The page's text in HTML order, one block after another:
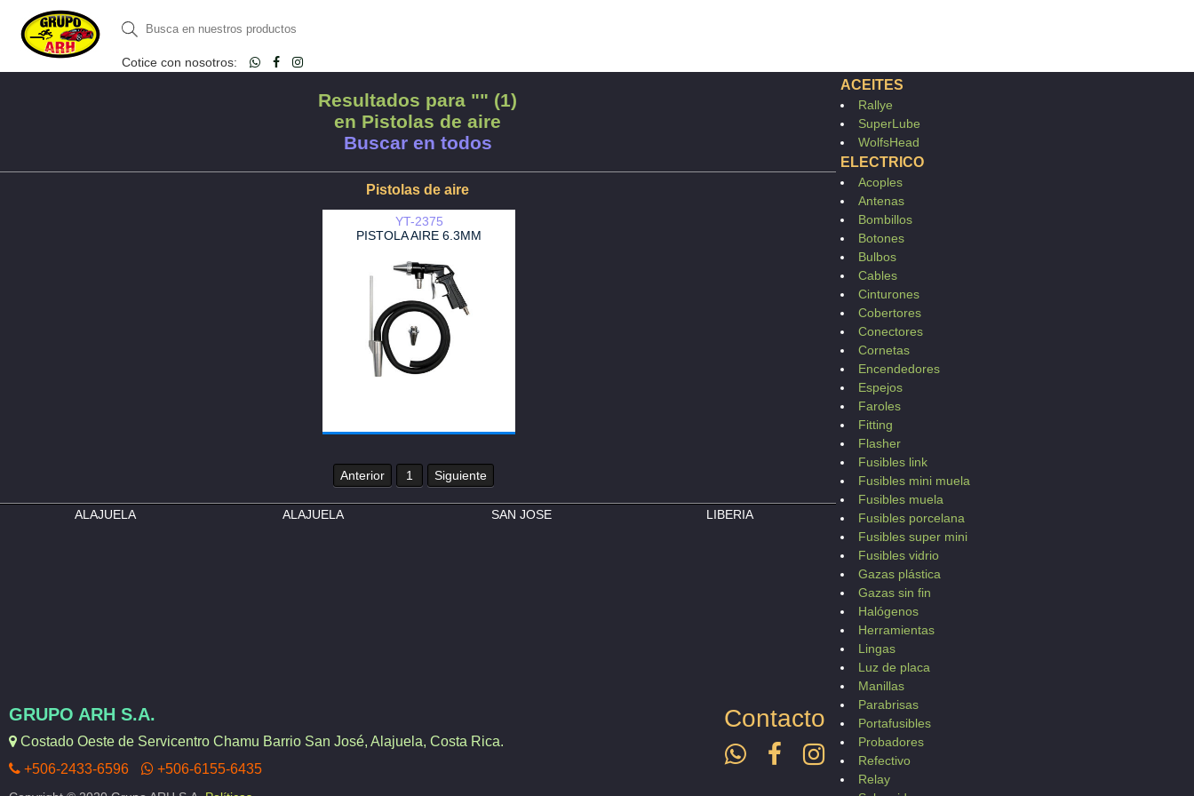
Cotice con nosotros:
ACEITES
Rallye
SuperLube
WolfsHead
ELECTRICO
Acoples
Antenas
Bombillos
Botones
Bulbos
Cables
Cinturones
Cobertores
Conectores
Cornetas
Encendedores
Espejos
Faroles
Fitting
Flasher
Fusibles link
Fusibles mini muela
Fusibles muela
Fusibles porcelana
Fusibles super mini
Fusibles vidrio
Gazas plástica
Gazas sin fin
Halógenos
Herramientas
Lingas
Luz de placa
Manillas
Parabrisas
Portafusibles
Probadores
Refectivo
Relay
Resultados para "" (1)
en Pistolas de aire
Buscar en todos
Pistolas de aire
YT-2375
PISTOLA AIRE 6.3MM
Anterior 1 Siguiente
ALAJUELA ALAJUELA SAN JOSE LIBERIA
GRUPO ARH S.A.
Costado Oeste de Servicentro Chamu Barrio San José, Alajuela, Costa Rica.
+506-2433-6596
+506-6155-6435
Contacto